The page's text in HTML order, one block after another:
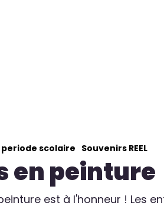
periode scolaire Souvenirs REEL
en peinture
est à l'honneur ! Les